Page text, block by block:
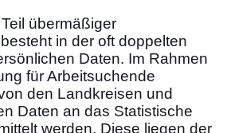
übermäßiger
in der oft doppelten
Daten. Im Rahmen
für Arbeitsuchende
den Landkreisen und
Daten an das Statistische
werden. Diese liegen der